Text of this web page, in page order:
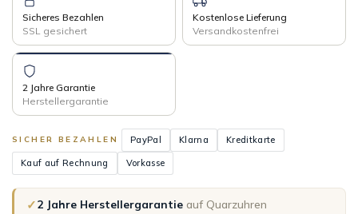
Sicheres Bezahlen
SSL gesichert
Kostenlose Lieferung
Versandkostenfrei
2 Jahre Garantie
Herstellergarantie
SICHER BEZAHLEN PayPal Klarna Kreditkarte
Kauf auf Rechnung Vorkasse
✓2 Jahre Herstellergarantie auf Quarzuhren